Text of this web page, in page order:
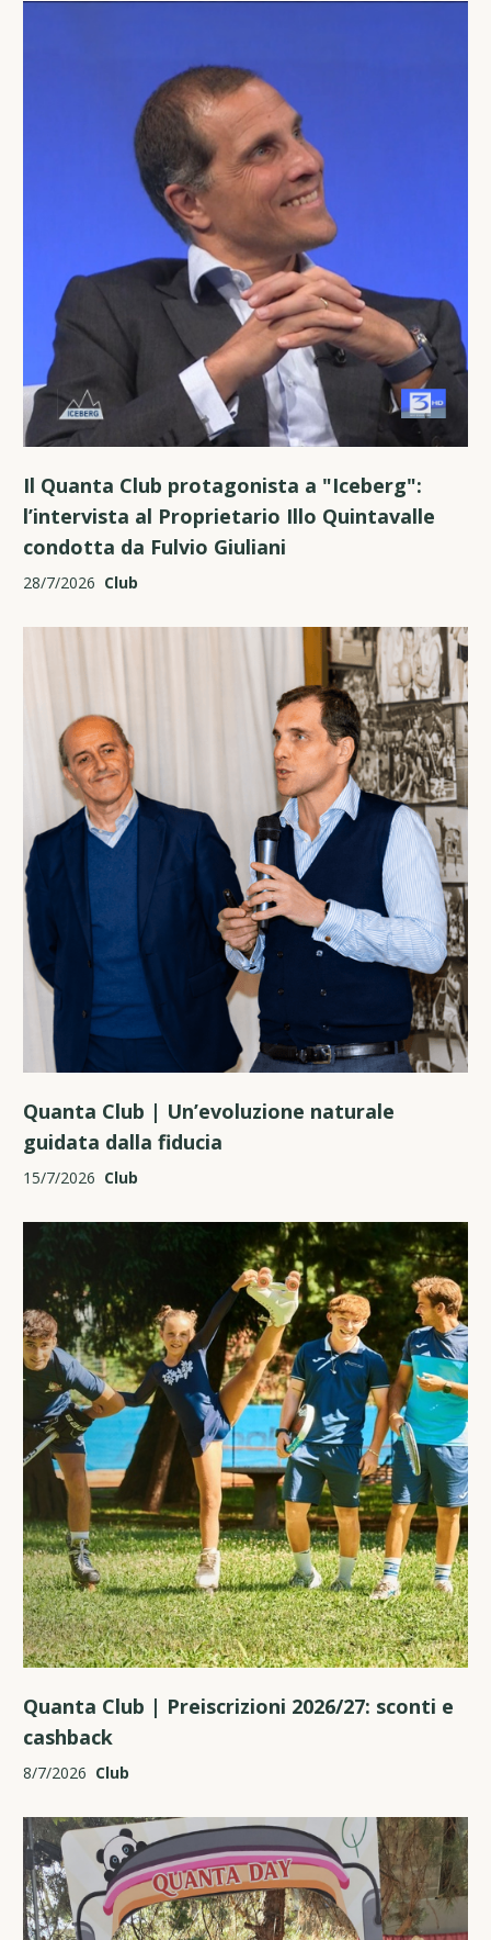
Il Quanta Club protagonista a "Iceberg":
l’intervista al Proprietario Illo Quintavalle
condotta da Fulvio Giuliani
28/7/2026 Club
Quanta Club | Un’evoluzione naturale
guidata dalla fiducia
15/7/2026 Club
Quanta Club | Preiscrizioni 2026/27: sconti e
cashback
8/7/2026 Club